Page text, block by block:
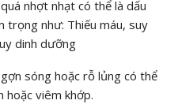
nhợt nhạt có thể là dấu
trọng như: Thiếu máu, suy
dinh dưỡng
sóng hoặc rỗ lủng có thể
hoặc viêm khớp.